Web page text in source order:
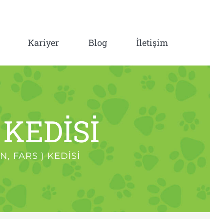
Kariyer Blog İletişim
FARS ) KEDİSİ